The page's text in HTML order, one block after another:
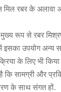
रबर के अलावा
रूप से रबर
उपयोग अन्य
के लिए भी
कि सामग्री और
के साथ संगत हों.